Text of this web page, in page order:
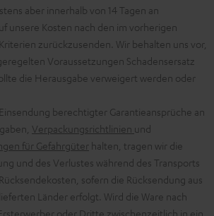
aber innerhalb von 14 Tagen an
unsere Kosten nach den im vorherigen
zurückzusenden. Wir behalten uns vor,
Voraussetzungen Schadensersatz
die Herausgabe verweigert werden oder
berechtigter Garantieansprüche an
Verpackungsrichtlinien und
für Gefahrgüter halten, tragen wir die
und des Verlustes während des Transports
sofern die Rücksendung aus
Länder erfolgt. Wird die Ware nach
oder Dritte zwischenzeitlich in ein